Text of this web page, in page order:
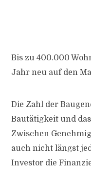
Bis zu 400.000
Jahr neu auf den
Die Zahl der
Bautätigkeit und
Zwischen
auch nicht längst
Investor die